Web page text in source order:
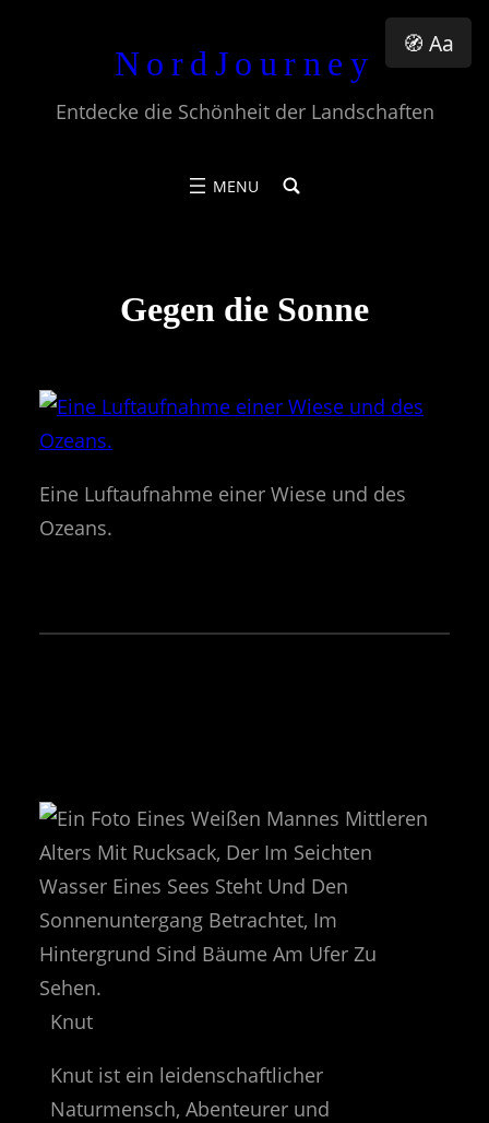
NordJourney
Entdecke die Schönheit der Landschaften
Gegen die Sonne
Eine Luftaufnahme einer Wiese und des
Ozeans.
Knut
Knut ist ein leidenschaftlicher
Naturmensch, Abenteurer und
🧭 Aa